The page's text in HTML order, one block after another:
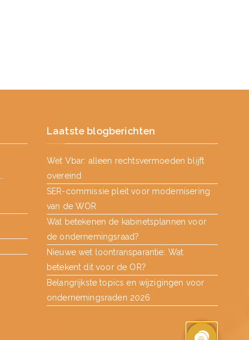
Laatste blogberichten
Wet Vbar: alleen rechtsvermoeden blijft
overeind
SER-commissie pleit voor modernisering
van de WOR
Wat betekenen de kabinetsplannen voor
de ondernemingsraad?
Nieuwe wet loontransparantie: Wat
betekent dit voor de OR?
Belangrijkste topics en wijzigingen voor
ondernemingsraden 2026